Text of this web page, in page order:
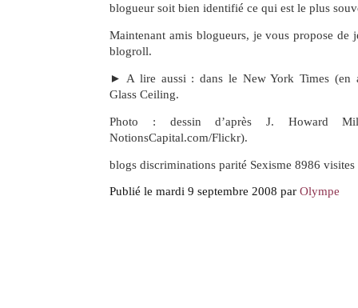
blogueur soit bien identifié ce qui est le plus
Maintenant amis blogueurs, je vous propose de
blogroll.
► A lire aussi : dans le New York Times (en
Glass Ceiling.
Photo : dessin d’après J. Howard
NotionsCapital.com/Flickr).
blogs discriminations parité Sexisme 8986 visites
Publié le mardi 9 septembre 2008 parOlympe